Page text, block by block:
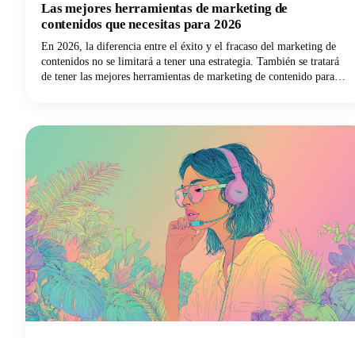
Las mejores herramientas de marketing de
contenidos que necesitas para 2026
En 2026, la diferencia entre el éxito y el fracaso del marketing de
contenidos no se limitará a tener una estrategia. También se tratará
de tener las mejores herramientas de marketing de contenido para